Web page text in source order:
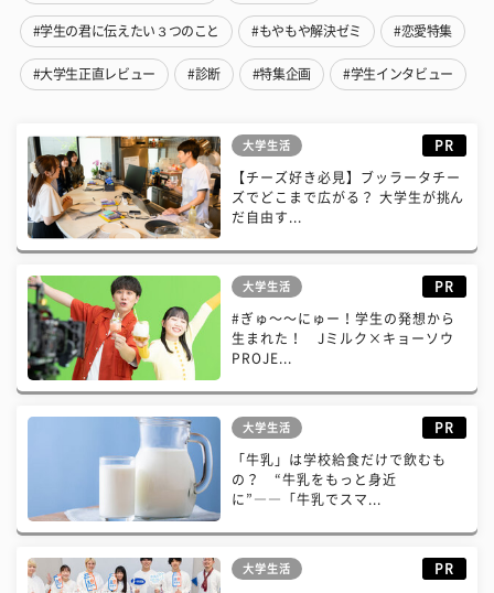
#学生の君に伝えたい３つのこと #もやもや解決ゼミ #恋愛特集
#大学生正直レビュー #診断 #特集企画 #学生インタビュー
大学生活 PR
【チーズ好き必見】ブッラータチー
ズでどこまで広がる？ 大学生が挑ん
だ自由す...
大学生活 PR
#ぎゅ〜〜にゅー！学生の発想から
生まれた！ Jミルク×キョーソウ
PROJE...
大学生活 PR
「牛乳」は学校給食だけで飲むも
の？ “牛乳をもっと身近
に”――「牛乳でスマ...
大学生活 PR